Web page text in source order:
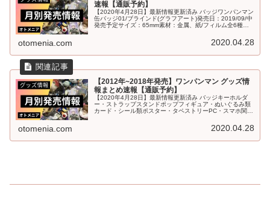
速報【通販予約】
【2020年4月28日】最新情報更新済み バッジワンパンマン
缶バッジ01/ブラインド(グラフアート)発売日：2019/09/中
発売予定サイズ：65mm素材：金属、紙/フィルム全6種
otomenia.com 2020.04.28
【2012年~2018年発売】ワンパンマン グッズ情
報まとめ速報【通販予約】
【2020年4月28日】最新情報更新済み バッジキーホルダ
ー・ストラップスタンドポップフィギュア・ぬいぐるみ類
カード・シール類ポスター・タペストリーPC・スマホ関連
otomenia.com 2020.04.28